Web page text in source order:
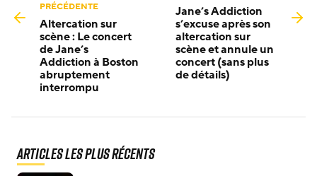
PRÉCÉDENTE
Altercation sur
scène : Le concert
de Jane’s
Addiction à Boston
abruptement
interrompu
Jane’s Addiction
s’excuse après son
altercation sur
scène et annule un
concert (sans plus
de détails)
Articles les plus récents